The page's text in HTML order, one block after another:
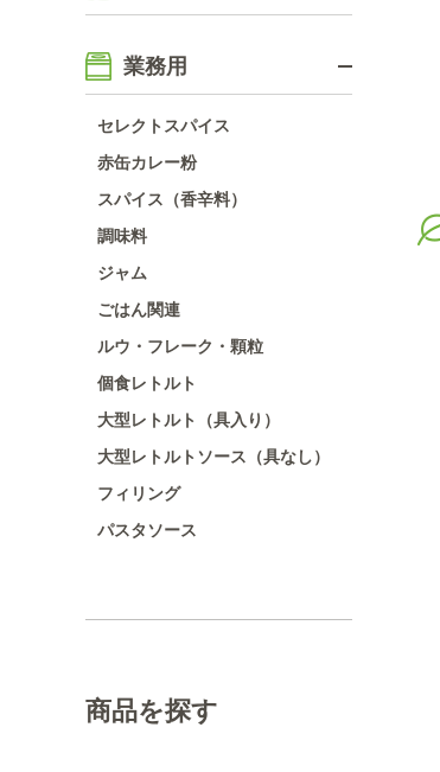
業務用
セレクトスパイス
赤缶カレー粉
スパイス（香辛料）
調味料
ジャム
ごはん関連
ルウ・フレーク・顆粒
個食レトルト
大型レトルト（具入り）
大型レトルトソース（具なし）
フィリング
パスタソース
商品を探す
ｇ